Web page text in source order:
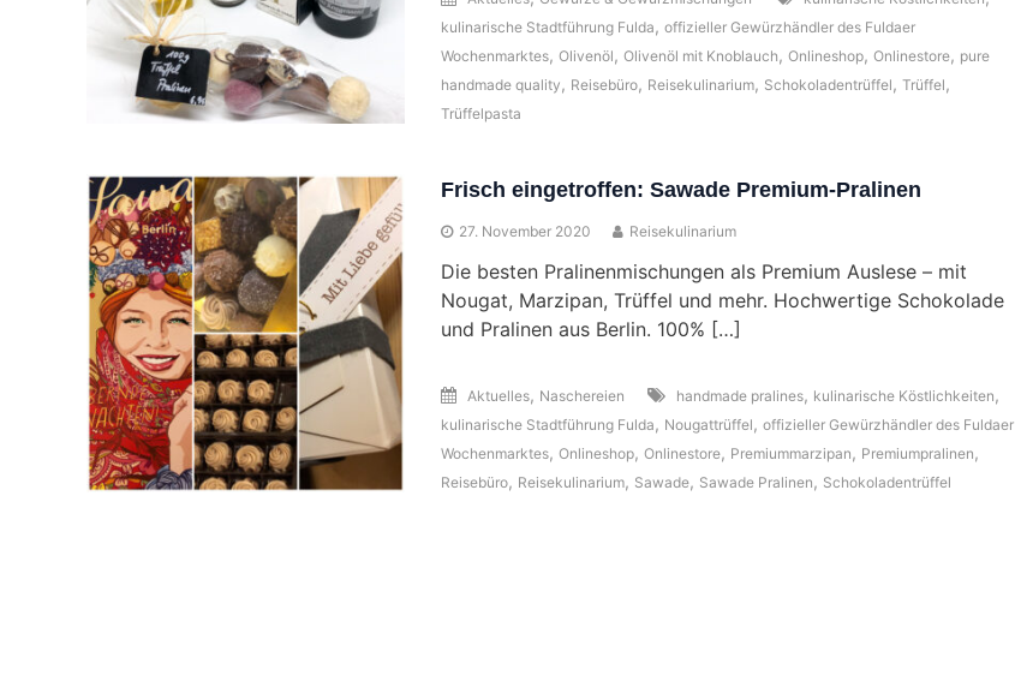
kulinarische Stadtführung Fulda , offizieller Gewürzhändler des Fuldaer
Wochenmarktes, Olivenöl , Olivenöl mit Knoblauch , Onlineshop, Onlinestore, pure
handmade quality , Reisebüro, Reisekulinarium, Schokoladentrüffel , Trüffel ,
Trüffelpasta
Frisch eingetroffen: Sawade Premium-Pralinen
27. November 2020 Reisekulinarium
Die besten Pralinenmischungen als Premium Auslese – mit
Nougat, Marzipan, Trüffel und mehr. Hochwertige Schokolade
und Pralinen aus Berlin. 100% […]
Aktuelles, Naschereien handmade pralines, kulinarische Köstlichkeiten ,
kulinarische Stadtführung Fulda , Nougattrüffel , offizieller Gewürzhändler des Fuldaer
Wochenmarktes, Onlineshop, Onlinestore, Premiummarzipan , Premiumpralinen ,
Reisebüro, Reisekulinarium, Sawade, Sawade Pralinen , Schokoladentrüffel